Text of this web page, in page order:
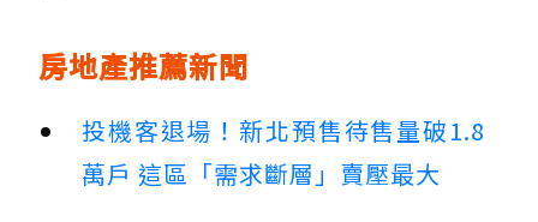
房地產推薦新聞
投機客退場！新北預售待售量破1.8
萬戶 這區「需求斷層」賣壓最大